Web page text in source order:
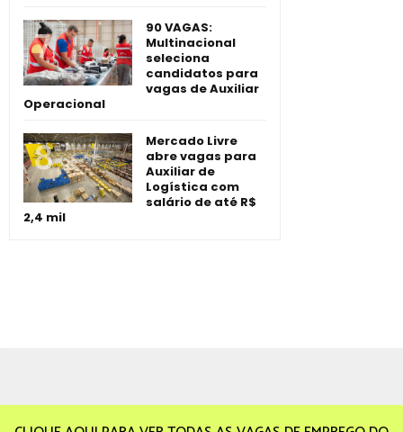
90 VAGAS:
Multinacional
seleciona
candidatos para
vagas de Auxiliar
Operacional
Mercado Livre
abre vagas para
Auxiliar de
Logística com
salário de até R$
2,4 mil